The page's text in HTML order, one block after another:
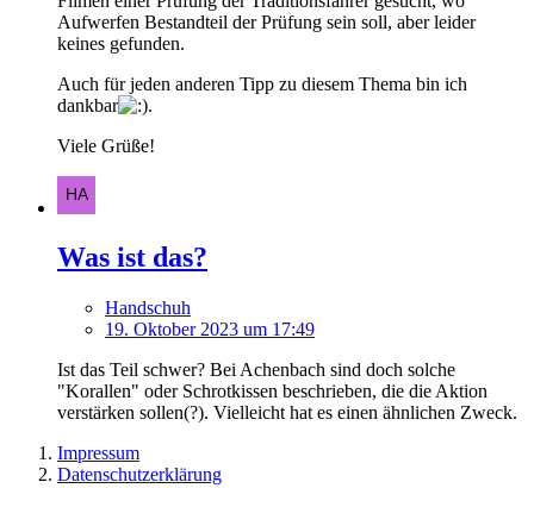
Aufwerfen Bestandteil der Prüfung sein soll, aber leider
keines gefunden.
Auch für jeden anderen Tipp zu diesem Thema bin ich
dankbar
.
Viele Grüße!
Was ist das?
Handschuh
19. Oktober 2023 um 17:49
Ist das Teil schwer? Bei Achenbach sind doch solche
"Korallen" oder Schrotkissen beschrieben, die die Aktion
verstärken sollen(?). Vielleicht hat es einen ähnlichen Zweck.
Impressum
Datenschutzerklärung